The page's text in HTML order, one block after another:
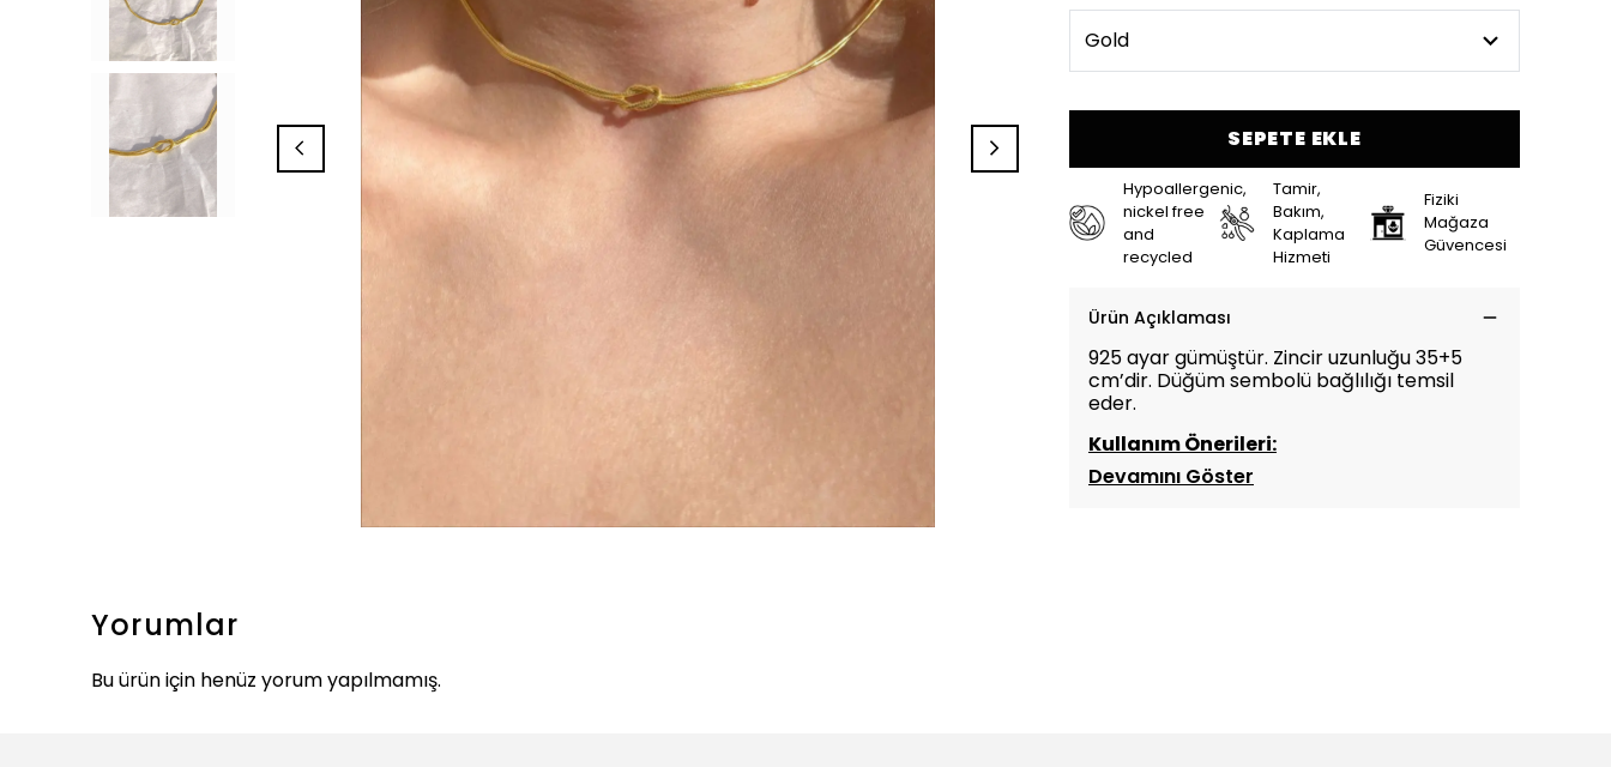
SEPETE EKLE
Hypoallergenic,
nickel free
and
recycled
Tamir,
Bakım,
Kaplama
Hizmeti
Fiziki
Mağaza
Güvencesi
Ürün Açıklaması
925 ayar gümüştür. Zincir uzunluğu35+5
cm’dir. Düğüm sembolü bağlılığı temsil
eder.
Kullanım Önerileri:
Devamını Göster
Yorumlar
Bu ürün için henüz yorum yapılmamış.